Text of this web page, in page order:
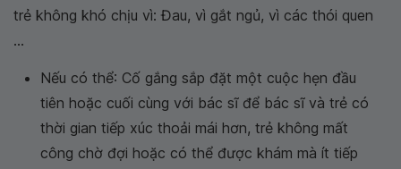
trẻ không khó chịu vì: Đau, vì gắt ngủ, vì các thói quen
...
Nếu có thể: Cố gắng sắp đặt một cuộc hẹn đầu
tiên hoặc cuối cùng với bác sĩ để bác sĩ và trẻ có
thời gian tiếp xúc thoải mái hơn, trẻ không mất
công chờ đợi hoặc có thể được khám mà ít tiếp